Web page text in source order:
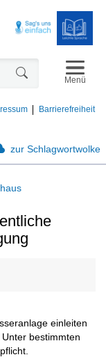
Barrierefreiheit
Menü
zur Schlagwortwolke
einleiten
bestimmten